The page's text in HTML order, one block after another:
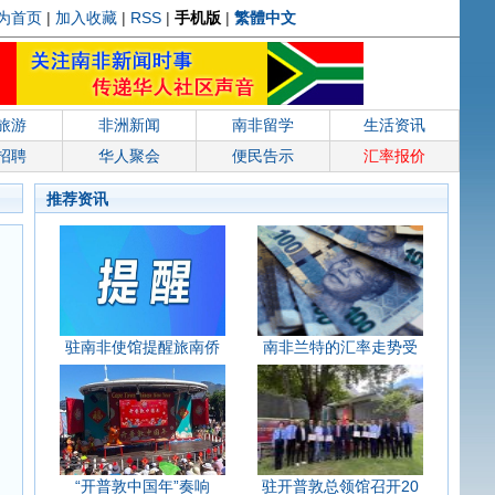
首页 | 加入收藏 | RSS | 手机版 | 繁體中文
游 非洲新闻 南非留学
生活资讯
聘
华人聚会 便民告示 汇率报价
推荐资讯
驻南非使馆提醒旅南侨 南非兰特的汇率走势受
“开普敦中国年”奏响 驻开普敦总领馆召开20